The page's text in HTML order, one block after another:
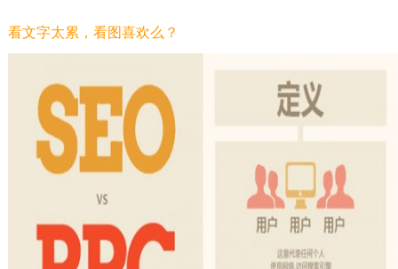
看文字太累，看图喜欢么？